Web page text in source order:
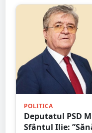
POLITICA
Deputatul PSD
Sfântul Ilie: